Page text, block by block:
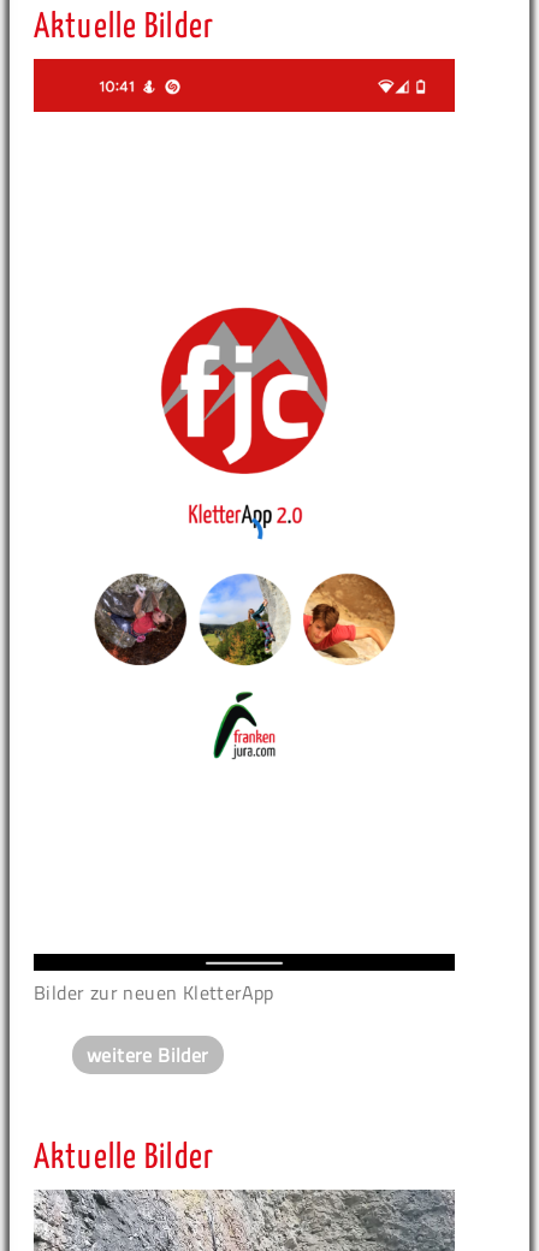
Aktuelle Bilder
Bilder zur neuen KletterApp
weitere Bilder
Aktuelle Bilder